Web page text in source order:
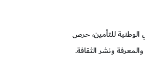
للتأمين، حرص
ونشر الثقافة.